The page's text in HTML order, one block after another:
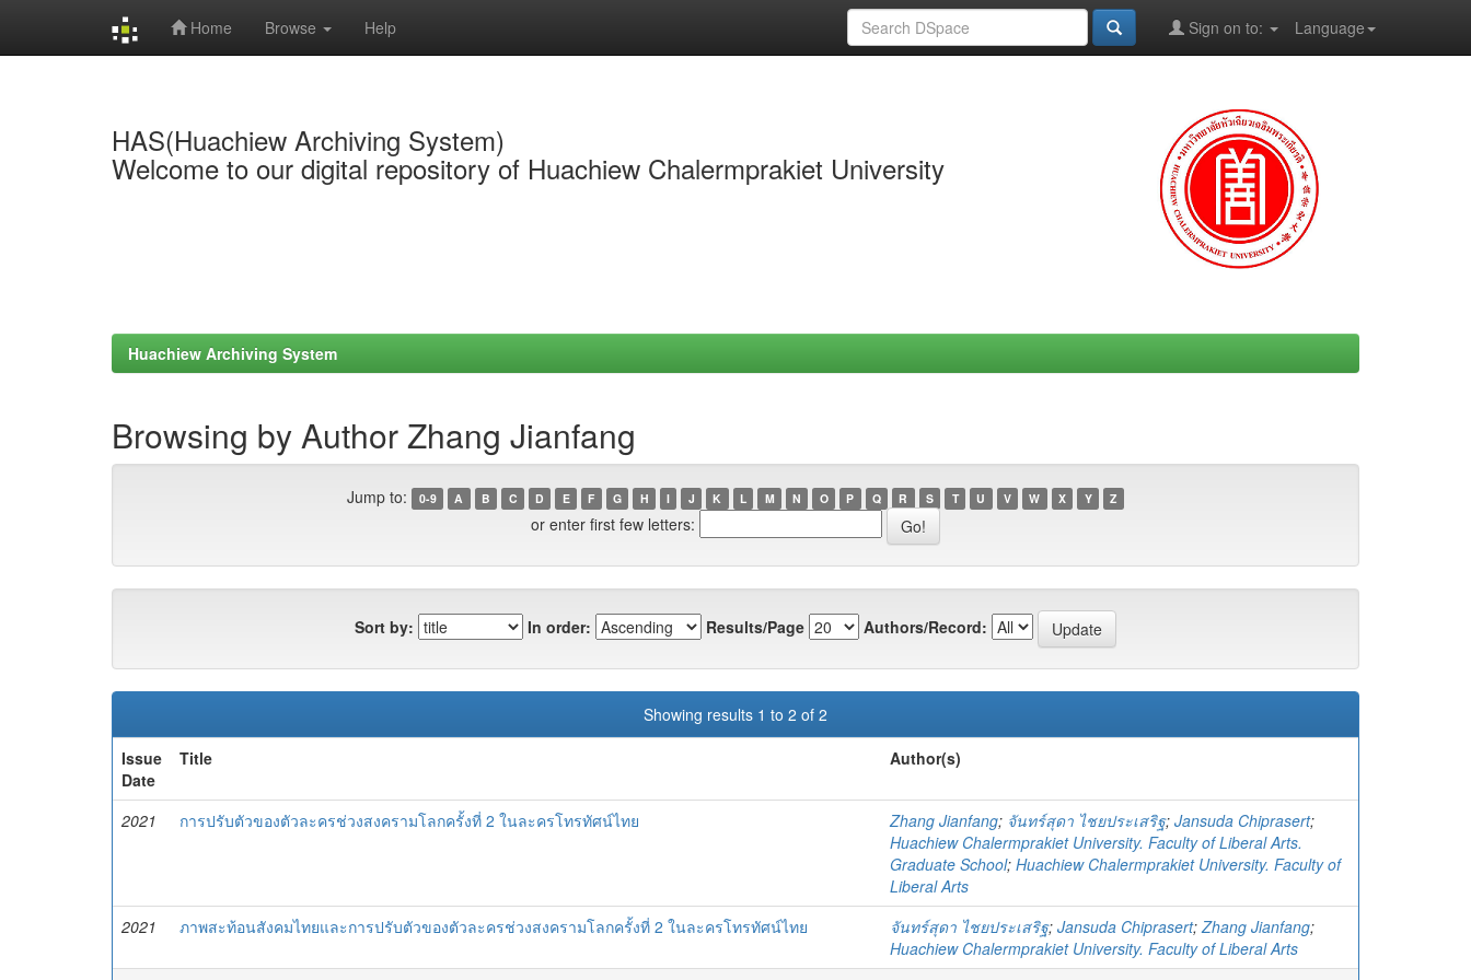
Home Browse Help Language
Sign on to:
HAS(Huachiew Archiving System)
Welcome to our digital repository of Huachiew Chalermprakiet University
Huachiew Archiving System
Browsing by Author Zhang Jianfang
Jump to: 0-9 A B C D E F G H I J K L M N O P Q R S T U V W X Y Z
or enter first few letters:
Sort by: In order: Results/Page Authors/Record:
Showing results 1 to 2 of 2
Issue
Date
Title Author(s)
2021 การปรับตัวของตัวละครช่วงสงครามโลกครั้งที่ 2 ในละครโทรทัศน์ไทย Zhang Jianfang; จันทร์สุดา ไชยประเสริฐ; Jansuda Chiprasert;
Huachiew Chalermprakiet University. Faculty of Liberal Arts.
Graduate School; Huachiew Chalermprakiet University. Faculty of
Liberal Arts
2021
ภาพสะท้อนสังคมไทยและการปรับตัวของตัวละครช่วงสงครามโลกครั้งที่ 2 ในละครโทรทัศน์ไทย จันทร์สุดา ไชยประเสริฐ; Jansuda Chiprasert;Zhang Jianfang;
Huachiew Chalermprakiet University. Faculty of Liberal Arts